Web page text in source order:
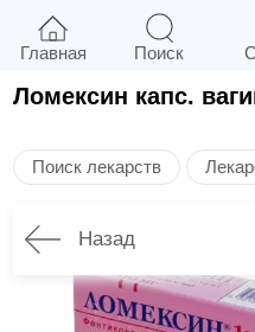
Ломексин капс.
Поиск лекарств
Назад
Главная Поиск